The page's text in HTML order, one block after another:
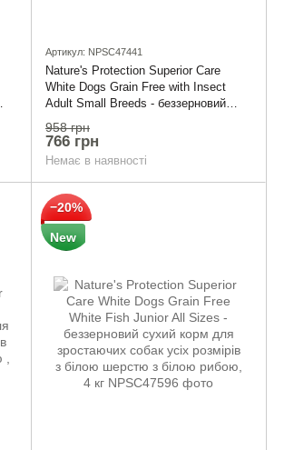
Артикул: NPSC47441
Nature's Protection Superior Care
White Dogs Grain Free with Insect
Adult Small Breeds - беззерновий
сухий корм для дорослих собак
малих порід з білою шерстю з
комахами 1.5кг
958 грн
766 грн
Немає в наявності
−20%
New